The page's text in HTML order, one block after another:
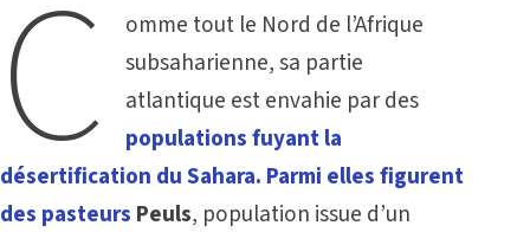
C
omme tout le Nord de l’Afrique
subsaharienne, sa partie
atlantique est envahie par des
populations fuyant la
désertification du Sahara. Parmi elles figurent
des pasteurs Peuls, population issue d’un